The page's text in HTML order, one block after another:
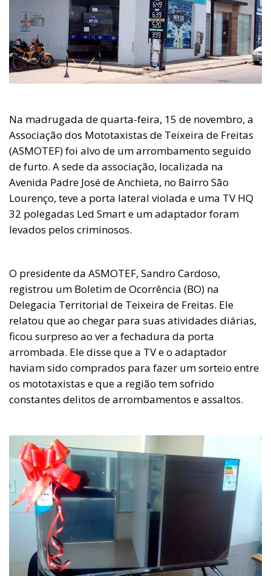
Na madrugada de quarta-feira, 15 de novembro, a
Associação dos Mototaxistas de Teixeira de Freitas
(ASMOTEF) foi alvo de um arrombamento seguido
de furto. A sede da associação, localizada na
Avenida Padre José de Anchieta, no Bairro São
Lourenço, teve a porta lateral violada e uma TV HQ
32 polegadas Led Smart e um adaptador foram
levados pelos criminosos.
O presidente da ASMOTEF, Sandro Cardoso,
registrou um Boletim de Ocorrência (BO) na
Delegacia Territorial de Teixeira de Freitas. Ele
relatou que ao chegar para suas atividades diárias,
ficou surpreso ao ver a fechadura da porta
arrombada. Ele disse que a TV e o adaptador
haviam sido comprados para fazer um sorteio entre
os mototaxistas e que a região tem sofrido
constantes delitos de arrombamentos e assaltos.